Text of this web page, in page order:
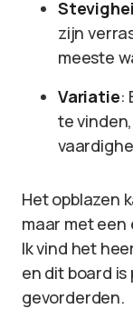
zijn
meeste
Variatie:
te
Het opblazen
maar met een
Ik vind het
en dit board
gevorderden.